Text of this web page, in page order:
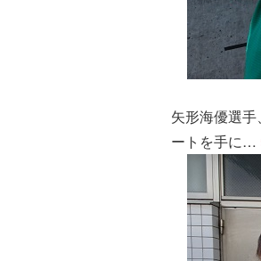
矢形海優選
ートを手に…